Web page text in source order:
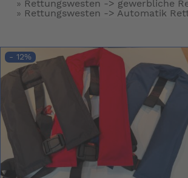
» Rettungswesten -> gewerbliche
» Rettungswesten -> Automatik
- 12%